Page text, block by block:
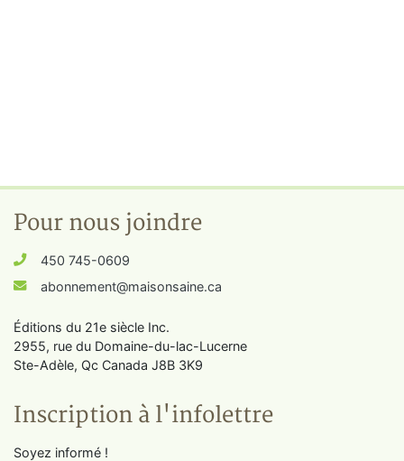
Pour nous joindre
450 745-0609
abonnement@maisonsaine.ca
Éditions du 21e siècle Inc.
2955, rue du Domaine-du-lac-Lucerne
Ste-Adèle, Qc Canada J8B 3K9
Inscription à l'infolettre
Soyez informé !